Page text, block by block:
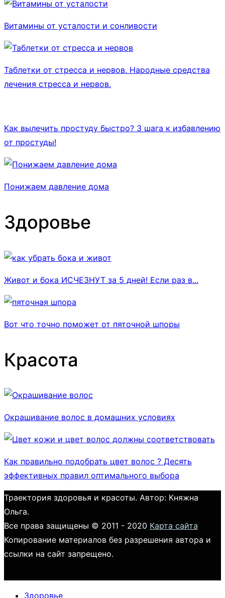
Витамины от усталости и сонливости
Таблетки от стресса и нервов. Народные средства
лечения стресса и нервов.
Как вылечить простуду быстро? 3 шага к избавлению
от простуды!
Понижаем давление дома
Здоровье
Живот и бока ИСЧЕЗНУТ за 5 дней! Если раз в...
Вот что точно поможет от пяточной шпоры
Красота
Окрашивание волос в домашних условиях
Как правильно подобрать цвет волос ? Десять
эффективных правил оптимального выбора
Траектория здоровья и красоты. Автор: Княжна
Ольга.
Все права защищены © 2011 - 2020 Карта сайта
Копирование материалов без разрешения автора и
ссылки на сайт запрещено.
Здоровье